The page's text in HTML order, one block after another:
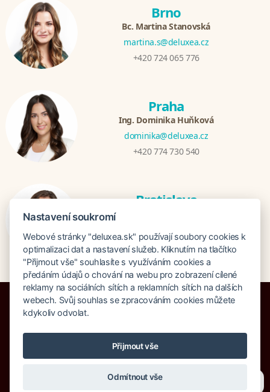
Brno
Bc. Martina Stanovská
martina.s@deluxea.cz
+420 724 065 776
Praha
Ing. Dominika Huňková
dominika@deluxea.cz
+420 774 730 540
Bratislava
+421 948 759 074
Poistenie proti úpadku 1 505 000 EUR
Nastavení soukromí
Webové stránky "deluxea.sk" používají soubory cookies k
optimalizaci dat a nastavení služeb. Kliknutím na tlačítko
"Přijmout vše" souhlasíte s využíváním cookies a
předáním údajů o chování na webu pro zobrazení cílené
reklamy na sociálních sítích a reklamních sítích na dalších
webech. Svůj souhlas se zpracováním cookies můžete
kdykoliv odvolat.
Přijmout vše
Odmítnout vše
Potřebujete poradit?Zeptejte se našeho asistent